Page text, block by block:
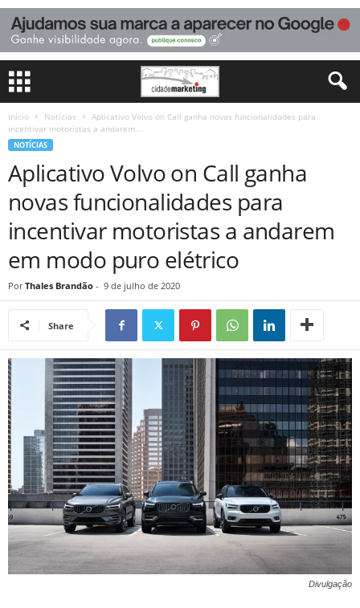
Início Notícias
Aplicativo Volvo on Call ganha novas funcionalidades para
incentivar motoristas a andarem...
NOTÍCIAS
Aplicativo Volvo on Call ganha
novas funcionalidades para
incentivar motoristas a andarem
em modo puro elétrico
Por Thales Brandão - 9 de julho de 2020
Share
Divulgação